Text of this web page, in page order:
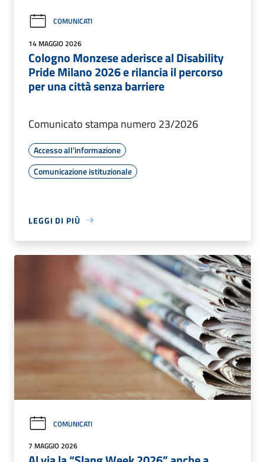
COMUNICATI
14 MAGGIO 2026
Cologno Monzese aderisce al Disability
Pride Milano 2026 e rilancia il percorso
per una città senza barriere
Comunicato stampa numero 23/2026
Accesso all'informazione
Comunicazione istituzionale
LEGGI DI PIÙ
COMUNICATI
7 MAGGIO 2026